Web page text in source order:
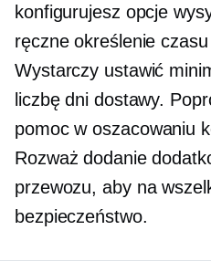
konfigurujesz opcje
ręczne określenie
Wystarczy ustawić
liczbę dni dostawy.
pomoc w oszacowaniu
Rozważ dodanie
przewozu, aby na
bezpieczeństwo.